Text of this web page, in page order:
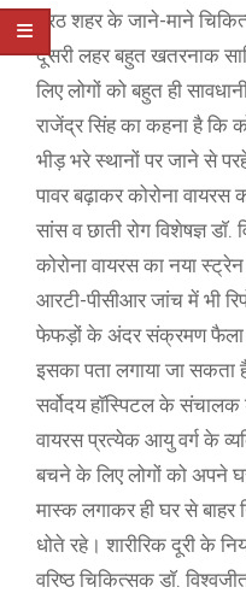
मेरठ शहर के जाने-माने
दूसरी लहर बहुत खतरनाक
लिए लोगों को बहुत ही
राजेंद्र सिंह का कहना है कि
भीड़ भरे स्थानों पर जाने से
पावर बढ़ाकर कोरोना
सांस व छाती रोग विशेषज्ञ
कोरोना वायरस का नया
आरटी-पीसीआर जांच में भी
फेफड़ों के अंदर संक्रमण फैला
इसका पता लगाया जा सकता
सर्वोदय हाॅस्पिटल के संचालक
वायरस प्रत्येक आयु वर्ग के
बचने के लिए लोगों को अपने
मास्क लगाकर ही घर से
धोते रहे। शारीरिक दूरी के
वरिष्ठ चिकित्सक डाॅ.